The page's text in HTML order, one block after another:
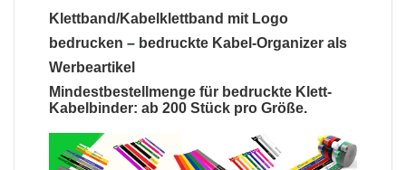
Klettband/Kabelklettband mit Logo
bedrucken – bedruckte Kabel-Organizer als
Werbeartikel
Mindestbestellmenge für bedruckte Klett-
Kabelbinder: ab 200 Stück pro Größe.